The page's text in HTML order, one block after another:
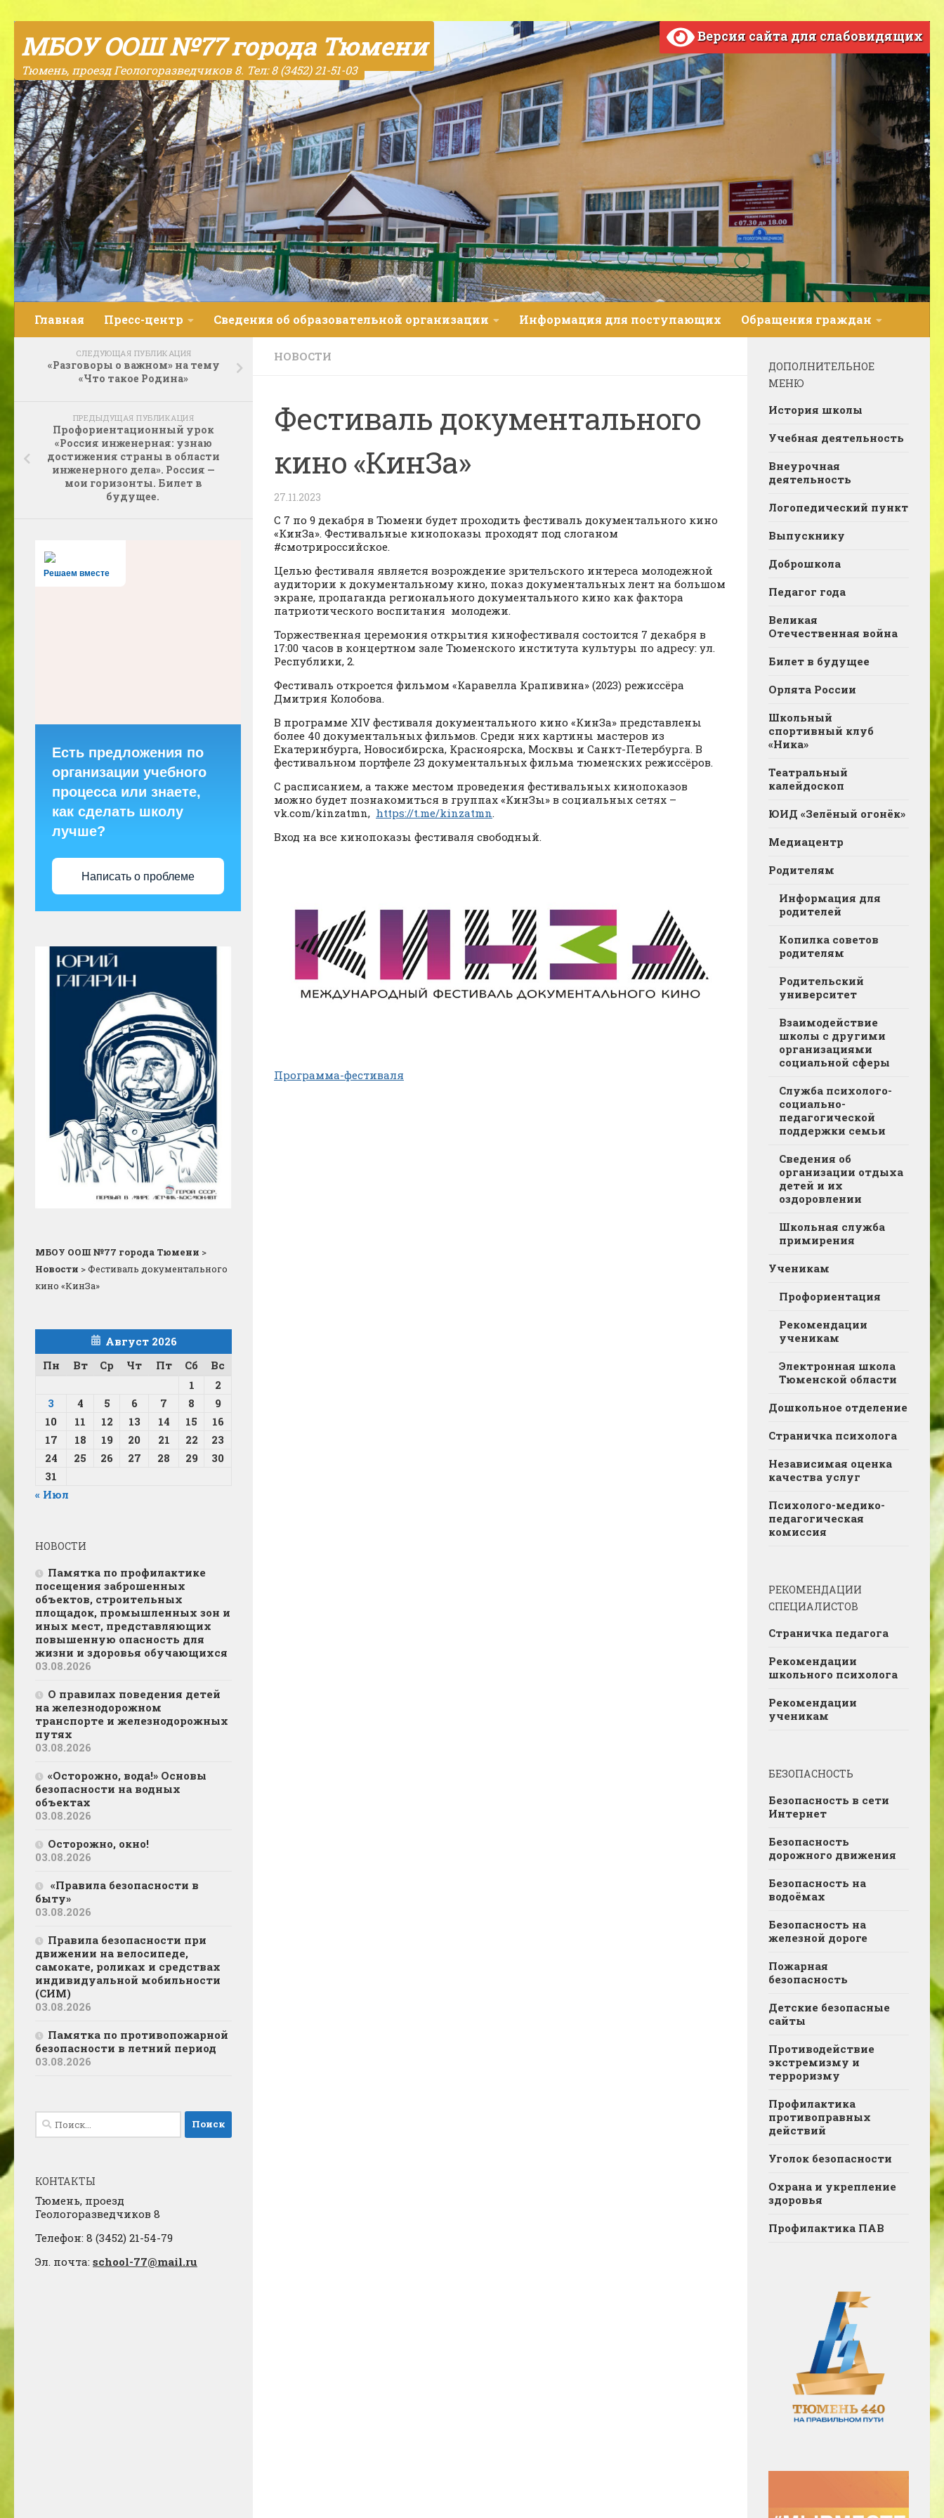
Skip to content
МБОУ ООШ №77 города Тюмени
Тюмень, проезд Геологоразведчиков 8. Тел: 8 (3452) 21-51-03
Версия сайта для слабовидящих
Главная Пресс-центр Сведения об образовательной организации Информация для поступающих Обращения граждан
НОВОСТИ
Фестиваль документального
кино «КинЗа»
27.11.2023
С 7 по 9 декабря в Тюмени будет проходить фестиваль документального кино
«КинЗа». Фестивальные кинопоказы проходят под слоганом
#смотрироссийское.
Целью фестиваля является возрождение зрительского интереса молодежной
аудитории к документальному кино, показ документальных лент на большом
экране, пропаганда регионального документального кино как фактора
патриотического воспитания молодежи.
Торжественная церемония открытия кинофестиваля состоится 7 декабря в
17:00 часов в концертном зале Тюменского института культуры по адресу: ул.
Республики, 2.
Фестиваль откроется фильмом «Каравелла Крапивина» (2023) режиссёра
Дмитрия Колобова.
В программе XIV фестиваля документального кино «КинЗа» представлены
более 40 документальных фильмов. Среди них картины мастеров из
Екатеринбурга, Новосибирска, Красноярска, Москвы и Санкт-Петербурга. В
фестивальном портфеле 23 документальных фильма тюменских режиссёров.
C расписанием, а также местом проведения фестивальных кинопоказов
можно будет познакомиться в группах «КинЗы» в социальных сетях –
vk.com/kinzatmn, https://t.me/kinzatmn.
Вход на все кинопоказы фестиваля свободный.
Программа-фестиваля
СЛЕДУЮЩАЯ ПУБЛИКАЦИЯ
«Разговоры о важном» на тему
«Что такое Родина»
ПРЕДЫДУЩАЯ ПУБЛИКАЦИЯ
Профориентационный урок
«Россия инженерная: узнаю
достижения страны в области
инженерного дела». Россия —
мои горизонты. Билет в
будущее.
Решаем вместе
Есть предложения по
организации учебного
процесса или знаете,
как сделать школу
лучше?
Написать о проблеме
МБОУ ООШ №77 города Тюмени >
Новости >Фестиваль документального
кино «КинЗа»
Август 2026
Пн
Вт Ср Чт Пт Сб
Вс
1
2
3
4 5 6 7 8
9
10
11 12 13 14 15
16
17
18 19 20 21 22
23
24
25 26 27 28 29
30
31
« Июл
НОВОСТИ
Памятка по профилактике
посещения заброшенных
объектов, строительных
площадок, промышленных зон и
иных мест, представляющих
повышенную опасность для
жизни и здоровья обучающихся
03.08.2026
О правилах поведения детей
на железнодорожном
транспорте и железнодорожных
путях
03.08.2026
«Осторожно, вода!» Основы
безопасности на водных
объектах
03.08.2026
Осторожно, окно!
03.08.2026
«Правила безопасности в
быту»
03.08.2026
Правила безопасности при
движении на велосипеде,
самокате, роликах и средствах
индивидуальной мобильности
(СИМ)
03.08.2026
Памятка по противопожарной
безопасности в летний период
03.08.2026
Найти:
КОНТАКТЫ
Тюмень, проезд
Геологоразведчиков 8
Телефон: 8 (3452) 21-54-79
Эл. почта: school-77@mail.ru
ДОПОЛНИТЕЛЬНОЕ
МЕНЮ
История школы
Учебная деятельность
Внеурочная
деятельность
Логопедический пункт
Выпускнику
Доброшкола
Педагог года
Великая
Отечественная война
Билет в будущее
Орлята России
Школьный
спортивный клуб
«Ника»
Театральный
калейдоскоп
ЮИД «Зелёный огонёк»
Медиацентр
Родителям
Информация для
родителей
Копилка советов
родителям
Родительский
университет
Взаимодействие
школы с другими
организациями
социальной сферы
Служба психолого-
социально-
педагогической
поддержки семьи
Сведения об
организации отдыха
детей и их
оздоровлении
Школьная служба
примирения
Ученикам
Профориентация
Рекомендации
ученикам
Электронная школа
Тюменской области
Дошкольное отделение
Страничка психолога
Независимая оценка
качества услуг
Психолого-медико-
педагогическая
комиссия
РЕКОМЕНДАЦИИ
СПЕЦИАЛИСТОВ
Страничка педагога
Рекомендации
школьного психолога
Рекомендации
ученикам
БЕЗОПАСНОСТЬ
Безопасность в сети
Интернет
Безопасность
дорожного движения
Безопасность на
водоёмах
Безопасность на
железной дороге
Пожарная
безопасность
Детские безопасные
сайты
Противодействие
экстремизму и
терроризму
Профилактика
противоправных
действий
Уголок безопасности
Охрана и укрепление
здоровья
Профилактика ПАВ